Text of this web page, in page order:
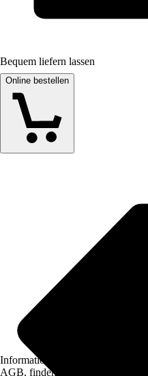
Bequem liefern lassen
Online bestellen
Informationen des Verkäufers,
AGB, finden Sie bei Klick auf